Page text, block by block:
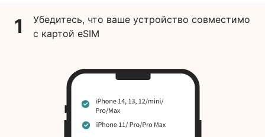
1
Убедитесь, что ваше устройство совместимо
с картой eSIM